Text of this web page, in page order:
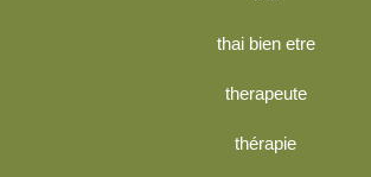
thai bien etre
therapeute
thérapie